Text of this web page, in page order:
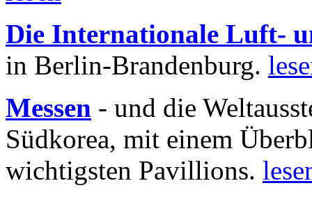
Die Internationale Luft-
in Berlin-Brandenburg.
Messen - und die
Südkorea, mit einem
wichtigsten Pavillions.